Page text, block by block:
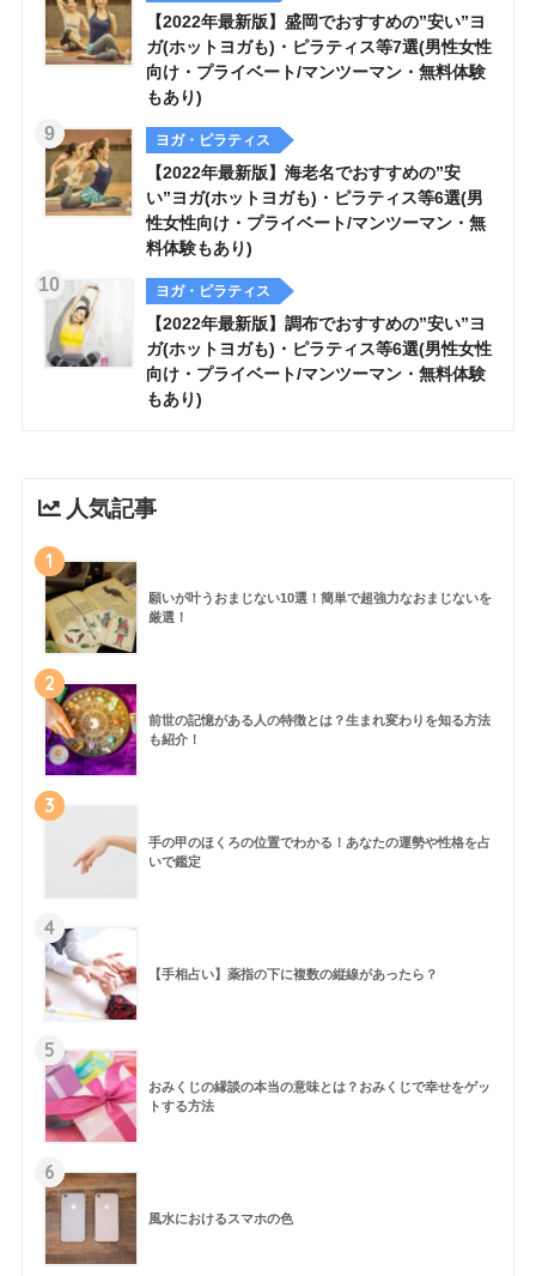
【2022年最新版】盛岡でおすすめの”安い”ヨ
ガ(ホットヨガも)・ピラティス等7選(男性女性
向け・プライベート/マンツーマン・無料体験
もあり)
ヨガ・ピラティス
【2022年最新版】海老名でおすすめの”安
い”ヨガ(ホットヨガも)・ピラティス等6選(男
性女性向け・プライベート/マンツーマン・無
料体験もあり)
ヨガ・ピラティス
【2022年最新版】調布でおすすめの”安い”ヨ
ガ(ホットヨガも)・ピラティス等6選(男性女性
向け・プライベート/マンツーマン・無料体験
もあり)
人気記事
1
願いが叶うおまじない10選！簡単で超強力なおまじないを
厳選！
2
前世の記憶がある人の特徴とは？生まれ変わりを知る方法
も紹介！
3
手の甲のほくろの位置でわかる！あなたの運勢や性格を占
いで鑑定
4
【手相占い】薬指の下に複数の縦線があったら？
5
おみくじの縁談の本当の意味とは？おみくじで幸せをゲッ
トする方法
6
風水におけるスマホの色